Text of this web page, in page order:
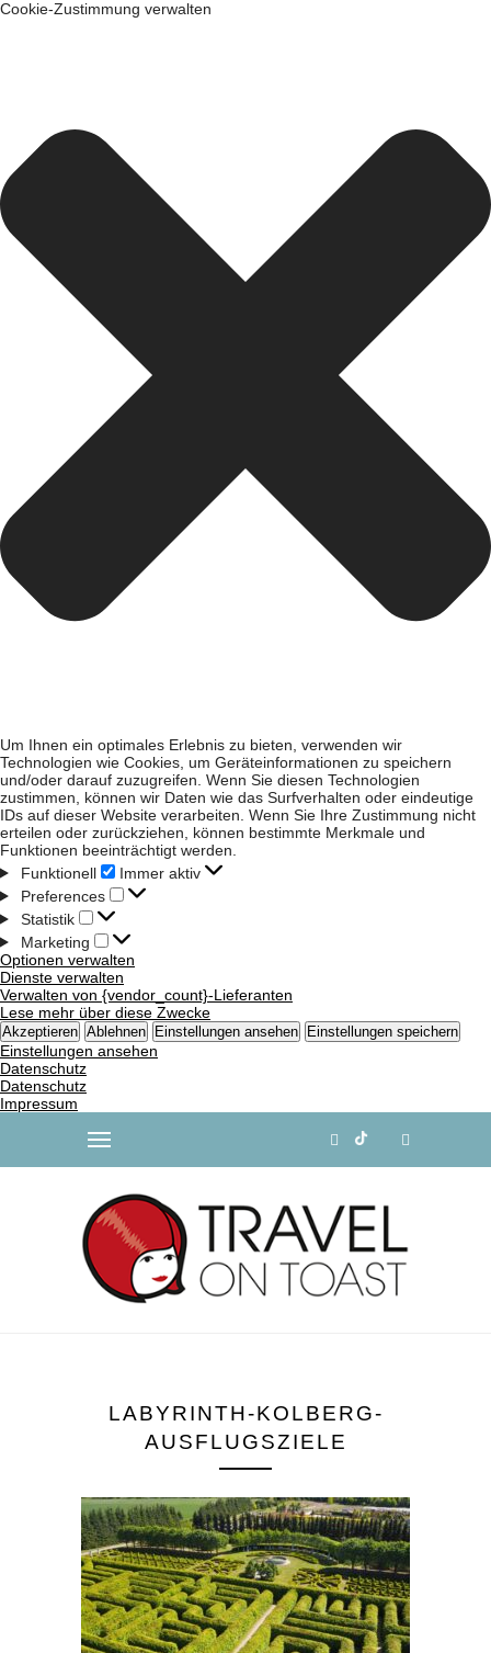
Cookie-Zustimmung verwalten
Um Ihnen ein optimales Erlebnis zu bieten, verwenden wir
Technologien wie Cookies, um Geräteinformationen zu speichern
und/oder darauf zuzugreifen. Wenn Sie diesen Technologien
zustimmen, können wir Daten wie das Surfverhalten oder eindeutige
IDs auf dieser Website verarbeiten. Wenn Sie Ihre Zustimmung nicht
erteilen oder zurückziehen, können bestimmte Merkmale und
Funktionen beeinträchtigt werden.
Funktionell
Immer aktiv
Preferences
Statistik
Marketing
Optionen verwalten
Dienste verwalten
Verwalten von {vendor_count}-Lieferanten
Lese mehr über diese Zwecke
Akzeptieren Ablehnen Einstellungen ansehen Einstellungen speichern
Einstellungen ansehen
Datenschutz
Datenschutz
Impressum
LABYRINTH-KOLBERG-
AUSFLUGSZIELE